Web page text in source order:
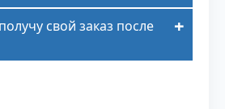
свой заказ после